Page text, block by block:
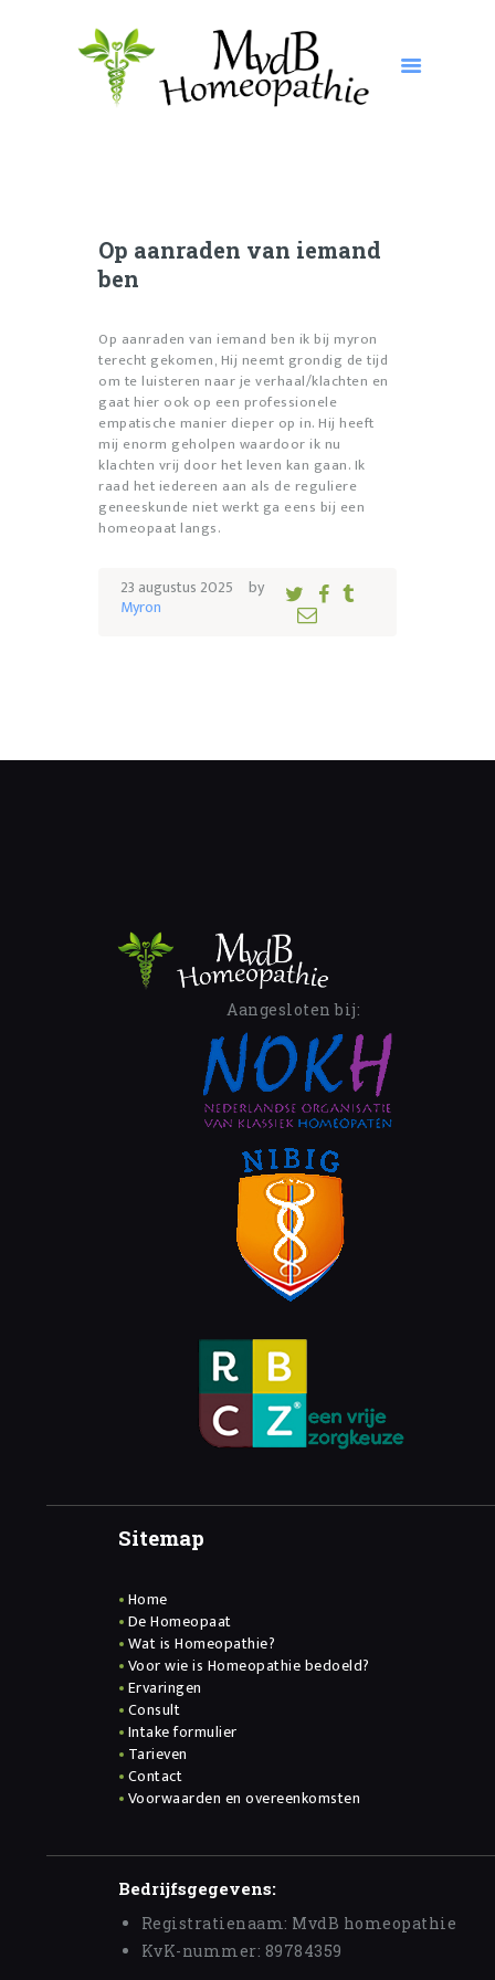
MVDB HOMEOPATHIE
Homeopathie
VOOR WIE IS HOMEOPATHIE BEDOELD?
ERVARINGEN
INTAKE FORMULIER
TARIEVEN
CONTACT
VOORWAARDEN EN OVEREENKOMSTEN
Op aanraden van iemand
ben
Op aanraden van iemand ben ik bij myron
terecht gekomen, Hij neemt grondig de tijd
om te luisteren naar je verhaal/klachten en
gaat hier ook op een professionele
empatische manier dieper op in. Hij heeft
mij enorm geholpen waardoor ik nu
klachten vrij door het leven kan gaan. Ik
raad het iedereen aan als de reguliere
geneeskunde niet werkt ga eens bij een
homeopaat langs.
23 augustus 2025 by
Myron
Aangesloten bij:
Sitemap
Home
De Homeopaat
Wat is Homeopathie?
Voor wie is Homeopathie bedoeld?
Ervaringen
Consult
Intake formulier
Tarieven
Contact
Voorwaarden en overeenkomsten
Bedrijfsgegevens:
Registratienaam: MvdB homeopathie
KvK-nummer: 89784359